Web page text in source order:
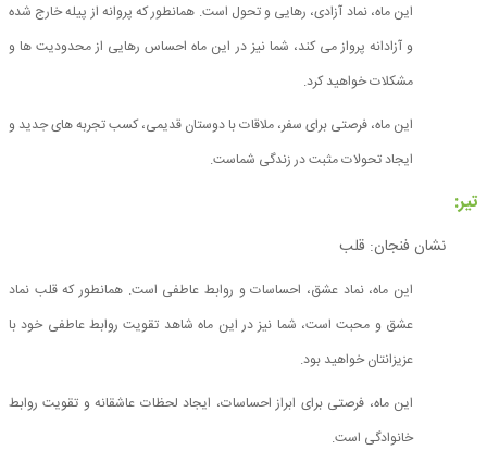
این ماه، نماد آزادی، رهایی و تحول است. همانطور که پروانه از پیله خارج شده
و آزادانه پرواز می کند، شما نیز در این ماه احساس رهایی از محدودیت ها و
مشکلات خواهید کرد.
این ماه، فرصتی برای سفر، ملاقات با دوستان قدیمی، کسب تجربه های جدید و
ایجاد تحولات مثبت در زندگی شماست.
تیر:
نشان فنجان: قلب
این ماه، نماد عشق، احساسات و روابط عاطفی است. همانطور که قلب نماد
عشق و محبت است، شما نیز در این ماه شاهد تقویت روابط عاطفی خود با
عزیزانتان خواهید بود.
این ماه، فرصتی برای ابراز احساسات، ایجاد لحظات عاشقانه و تقویت روابط
خانوادگی است.